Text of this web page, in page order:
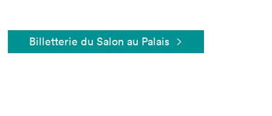
Billetterie du Salon au Palais